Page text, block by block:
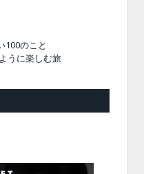
100のこと
うに楽しむ旅